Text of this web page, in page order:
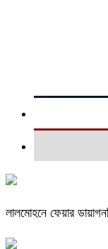
লালমোহনে ফেয়ার